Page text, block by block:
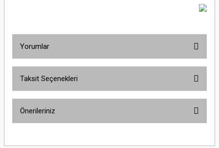
Yorumlar
Taksit Seçenekleri
Önerileriniz
yetersiz gördüğünüz noktaları öneri formunu kullanarak tarafımıza